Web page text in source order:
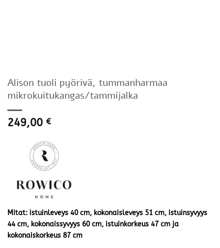
Alison tuoli pyörivä, tummanharmaa
mikrokuitukangas/tammijalka
249,00 €
Mitat: istuinleveys 40 cm, kokonaisleveys 51 cm, istuinsyvyys
44 cm, kokonaissyvyys 60 cm, istuinkorkeus 47 cm ja
kokonaiskorkeus 87 cm